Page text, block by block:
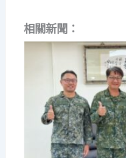
相關新聞：